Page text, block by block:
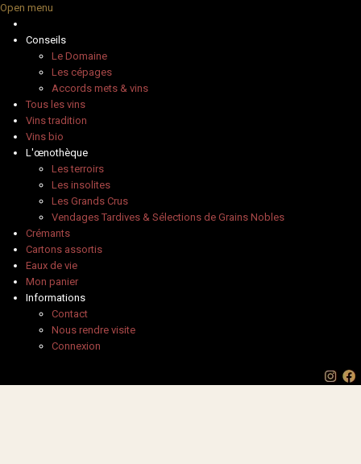
Open menu
Conseils
Le Domaine
Les cépages
Accords mets & vins
Tous les vins
Vins tradition
Vins bio
L'œnothèque
Les terroirs
Les insolites
Les Grands Crus
Vendages Tardives & Sélections de Grains Nobles
Crémants
Cartons assortis
Eaux de vie
Mon panier
Informations
Contact
Nous rendre visite
Connexion